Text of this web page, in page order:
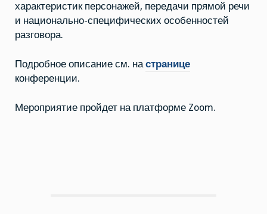
характеристик персонажей, передачи прямой речи
и национально-специфических особенностей
разговора.
Подробное описание см. настранице
конференции.
Мероприятие пройдет на платформе Zoom.